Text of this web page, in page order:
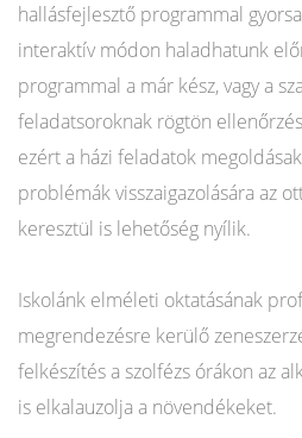
hallásfejlesztő programmal
interaktív módon haladhatunk
programmal a már kész, vagy a
feladatsoroknak rögtön
ezért a házi feladatok
problémák visszaigazolására az
keresztül is lehetőség nyílik.
Iskolánk elméleti oktatásának
megrendezésre kerülő
felkészítés a szolfézs órákon az
is elkalauzolja a növendékeket.